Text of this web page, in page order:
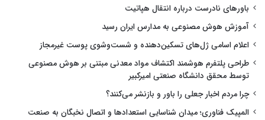
باورهای نادرست درباره انتقال هپاتیت
آموزش هوش مصنوعی به مدارس ایران رسید
اعلام اسامی ژل‌های تسکین‌دهنده و شست‌وشوی پوست غیرمجاز
طراحی پلتفرم هوشمند اکتشاف مواد معدنی مبتنی بر هوش مصنوعی
توسط محقق دانشگاه صنعتی امیرکبیر
چرا مردم اخبار جعلی را باور و بازنشر می‌کنند؟
المپیک فناوری؛ میدان شناسایی استعدادها و اتصال نخبگان به صنعت